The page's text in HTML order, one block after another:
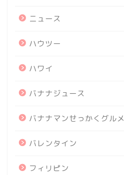
ニュース
ハウツー
ハワイ
バナナジュース
バナナマンせっかくグルメ
バレンタイン
フィリピン